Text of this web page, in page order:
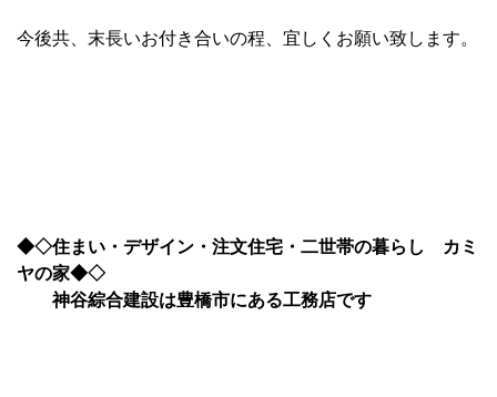
今後共、末長いお付き合いの程、宜しくお願い致します。
◆◇住まい・デザイン・注文住宅・二世帯の暮らし カミ
ヤの家◆◇
神谷綜合建設は豊橋市にある工務店です